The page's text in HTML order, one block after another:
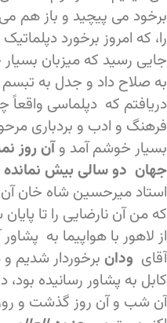
برخود می پیچید و باز هم
را، که امروز برخورد
جایی رسید که میزبان
به صلاح داد و جدل به تبسم
دریافتم که دپلماسی
فرهنگ و ادب و بردباری
بسیار خوشم آمد وآن روز
جهان دو سالی بیش نمانده
استاد میرحسین شاه خان
که من آن نارضایی را تا
از لاهور با هواپیما به
آقای ودان برخوردار شدیم
کابل به پشاور رسانیده بود،
آن شب و آن روز گذشت و